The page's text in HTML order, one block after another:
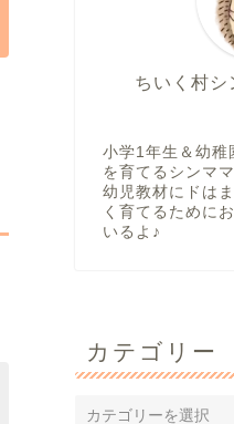
ちいく村シ
小学1年生＆幼稚
を育てるシンマ
幼児教材にドは
く育てるために
いるよ♪
カテゴリー